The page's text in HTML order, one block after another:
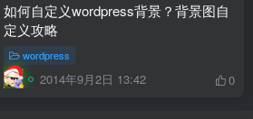
如何自定义wordpress背景？背景图自
定义攻略
wordpress
2014年9月2日 13:42 0